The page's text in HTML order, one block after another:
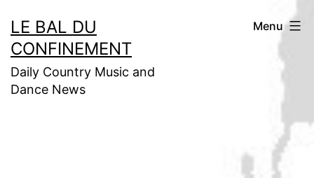
au
contenu
LE BAL DU
CONFINEMENT
Daily Country Music and
Dance News
Menu